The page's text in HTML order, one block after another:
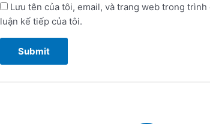
Lưu tên của tôi, email, và trang web trong
luận kế tiếp của tôi.